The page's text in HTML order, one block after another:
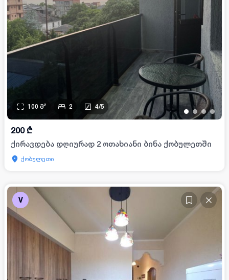
• •••
100 მ² 2 4/5
200 ₾
ქირავდება დღიურად 2 ოთახიანი ბინა ქობულეთში
ქობულეთი
V